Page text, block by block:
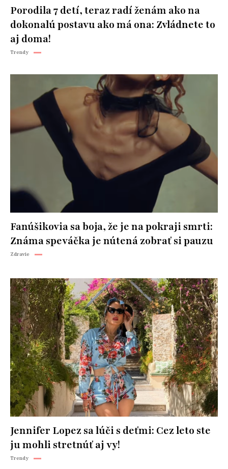
Porodila 7 detí, teraz radí ženám ako na
dokonalú postavu ako má ona: Zvládnete to
aj doma!
Trendy
Fanúšikovia sa boja, že je na pokraji smrti:
Známa speváčka je nútená zobrať si pauzu
Zdravie
Jennifer Lopez sa lúči s deťmi: Cez leto ste
ju mohli stretnúť aj vy!
Trendy